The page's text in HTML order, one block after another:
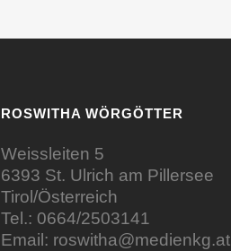
ROSWITHA WÖRGÖTTER
Weissleiten 5
6393 St. Ulrich am Pillersee
Tirol/Österreich
Tel.: 0664/2503141
Email: roswitha@medienkg.at